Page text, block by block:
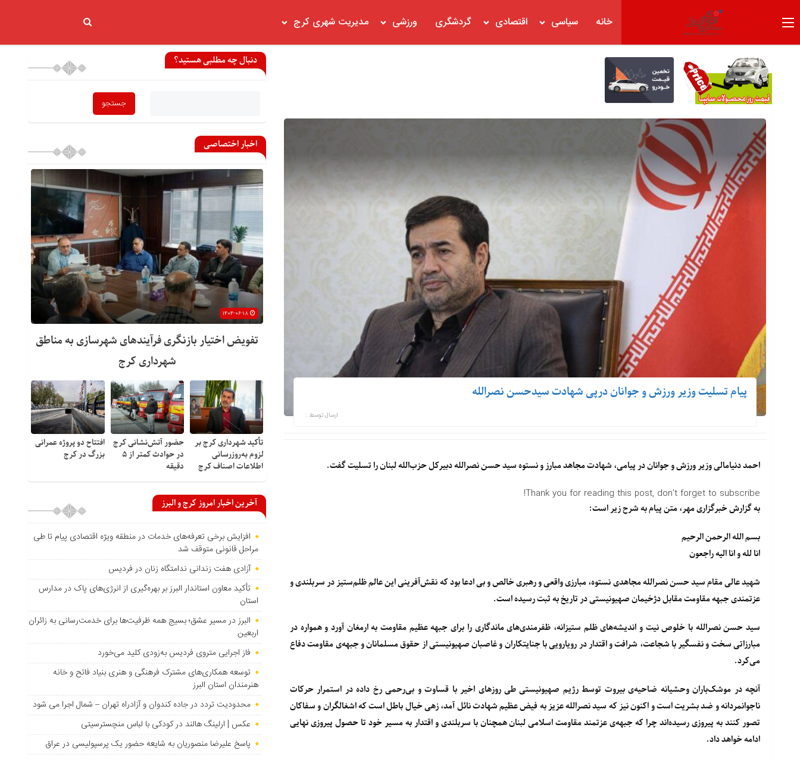
خانه سیاسی اقتصادی گردشگری ورزشی مدیریت شهری کرج
پیام تسلیت وزیر ورزش و جوانان درپی شهادت سیدحسن نصرالله
ارسال توسط :
احمد دنیامالی وزیر ورزش و جوانان در پیامی، شهادت مجاهد مبارز و نستوه سید حسن نصرالله دبیرکل حزب‌الله لبنان را تسلیت گفت.
Thank you for reading this post, don't forget to subscribe!
به گزارش خبرگزاری مهر، متن پیام به شرح زیر است:
بسم الله الرحمن الرحیم
انا لله و انا الیه راجعون
شهید عالی مقام سید حسن نصرالله مجاهدی نستوه، مبارزی واقعی و رهبری خالص و بی ادعا بود که نقش‌آفرینی این عالم ظلم‌ستیز در سربلندی و
عزتمندی جبهه مقاومت مقابل دژخیمان صهیونیستی در تاریخ به ثبت رسیده است.
سید حسن نصرالله با خلوص نیت و اندیشه‌های ظلم ستیزانه، ظفرمندی‌های ماندگاری را برای جبهه عظیم مقاومت به ارمغان آورد و همواره در
مبارزاتی سخت و نفسگیر با شجاعت، شرافت و اقتدار در رویارویی با جنایتکاران و غاصبان صهیونیستی از حقوق مسلمانان و جبهه‌ی مقاومت دفاع
می‌کرد.
آنچه در موشک‌باران وحشیانه ضاحیه‌ی بیروت توسط رژیم صهیونیستی طی روزهای اخیر با قساوت و بی‌رحمی رخ داده در استمرار حرکات
ناجوانمردانه و ضد بشریت است و اکنون نیز که سید نصرالله عزیز به فیض عظیم شهادت نائل آمد، زهی خیال باطل است که اشغالگران و سفاکان
تصور کنند به پیروزی رسیده‌اند چرا که جبهه‌ی عزتمند مقاومت اسلامی لبنان همچنان با سربلندی و اقتدار به مسیر خود تا حصول پیروزی نهایی
ادامه خواهد داد.
دنبال چه مطلبی هستید؟
اخبار اختصاصی
تفویض اختیار بازنگری فرآیندهای شهرسازی به مناطق
شهرداری کرج
تأکید شهرداری کرج بر
لزوم به‌روزرسانی
اطلاعات اصناف کرج
حضور آتش‌نشانی کرج
در حوادث کمتر از ۵
دقیقه
افتتاح دو پروژه عمرانی
بزرگ در کرج
آخرین اخبار امروز کرج و البرز
افزایش برخی تعرفه‌های خدمات در منطقه ویژه اقتصادی پیام تا طی
مراحل قانونی متوقف شد
آزادی هفت زندانی ندامتگاه زنان در فردیس
تأکید معاون استاندار البرز بر بهره‌گیری از انرژی‌های پاک در مدارس
استان
البرز در مسیر عشق؛ بسیج همه ظرفیت‌ها برای خدمت‌رسانی به زائران
اربعین
فاز اجرایی متروی فردیس به‌زودی کلید می‌خورد
توسعه همکاری‌های مشترک فرهنگی و هنری بنیاد فاتح و خانه
هنرمندان استان البرز
محدودیت تردد در جاده کندوان و آزادراه تهران – شمال اجرا می شود
عکس | ارلینگ هالند در کودکی با لباس منچسترسیتی
پاسخ علیرضا منصوریان به شایعه حضور یک پرسپولیسی در عراق